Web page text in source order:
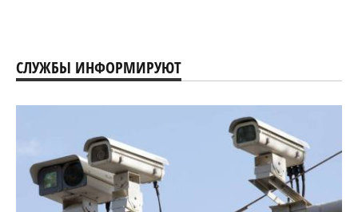
СЛУЖБЫ ИНФОРМИРУЮТ